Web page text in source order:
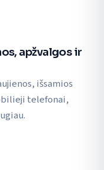
apžvalgos ir
išsamios
telefonai,